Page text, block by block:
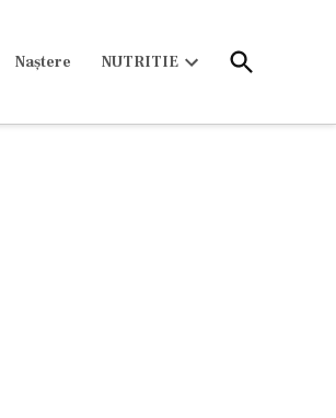
Naștere NUTRITIE
Open
Search